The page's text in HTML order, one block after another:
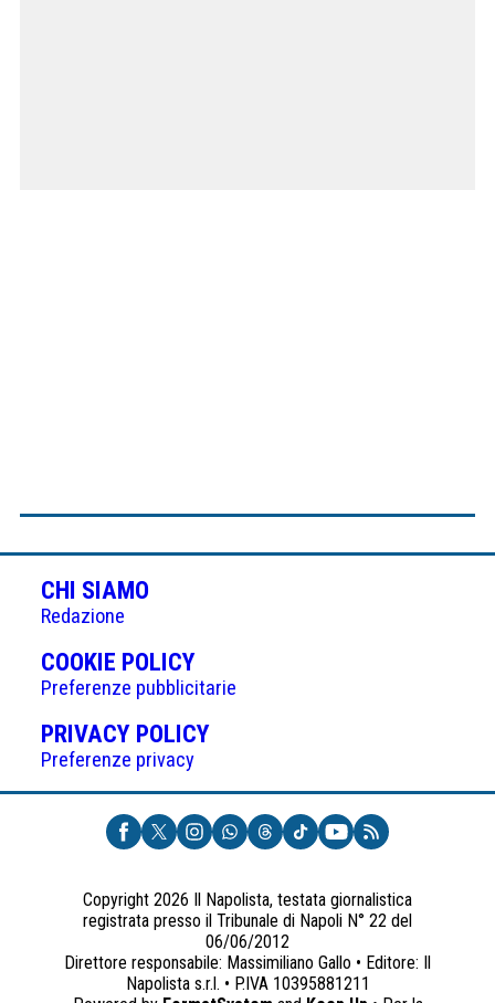
CHI SIAMO
Redazione
COOKIE POLICY(APRE
IN
UNA
NUOVA
Preferenze pubblicitarie
PRIVACY POLICY(APRE
UNA
NUOVA
SCHEDA)
Preferenze privacy
Copyright 2026 Il Napolista, testata giornalistica
registrata presso il Tribunale di Napoli N° 22 del
06/06/2012
Direttore responsabile: Massimiliano Gallo • Editore: Il
Napolista s.r.l. • P.IVA 10395881211